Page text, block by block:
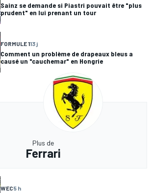
Sainz se demande si Piastri pouvait être "plus
prudent" en lui prenant un tour
FORMULE 113 j
Comment un problème de drapeaux bleus a
causé un "cauchemar" en Hongrie
Plus de
Ferrari
WEC5 h